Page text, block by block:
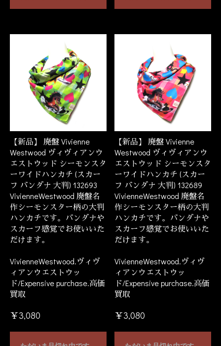
【新品】 廃盤 Vivienne
Westwood ヴィヴィアンウ
エストウッド シーモンスタ
ーワイドハンカチ (スカー
フ バンダナ 大判) 132693
VivienneWestwood 廃盤名
作シーモンスター柄の大判
ハンカチです。バンダナや
スカーフ感覚でお使いいた
だけます。
VivienneWestwood.ヴィヴ
ィアンウエストウッ
ド/Expensive purchase.高価
買取
￥3,080
【新品】 廃盤 Vivienne
Westwood ヴィヴィアンウ
エストウッド シーモンスタ
ーワイドハンカチ (スカー
フ バンダナ 大判) 132689
VivienneWestwood 廃盤名
作シーモンスター柄の大判
ハンカチです。バンダナや
スカーフ感覚でお使いいた
だけます。
VivienneWestwood.ヴィヴ
ィアンウエストウッ
ド/Expensive purchase.高価
買取
￥3,080
お買い物を続ける カートへ進む